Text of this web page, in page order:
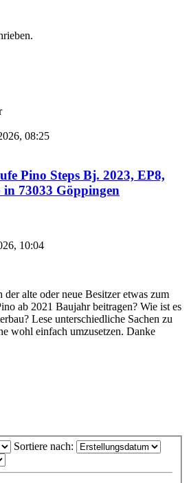
08:25
Pino Steps Bj. 2023, EP8,
73033 Göppingen
10:04
alte oder neue Besitzer etwas zum
ab 2021 Baujahr beitragen? Wie ist es
Lese unterschiedliche Sachen zu
wohl einfach umzusetzen. Danke
Sortiere nach: